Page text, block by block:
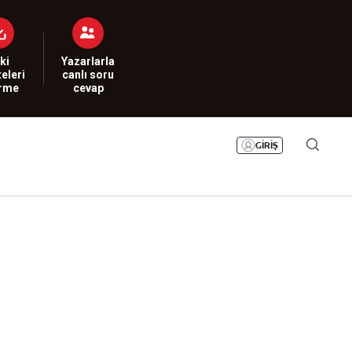
Yazarlarla
canlı soru
cevap
GİRİŞ
Namaz Vakitleri
Sesli Yayınlar